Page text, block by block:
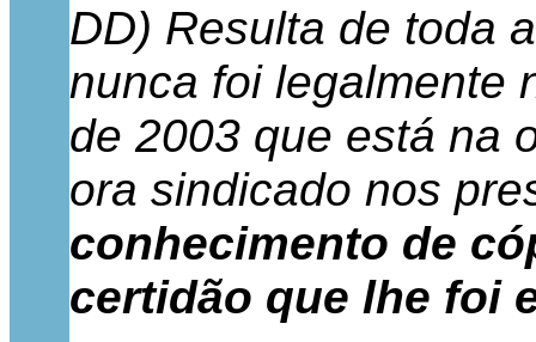
DD) Resulta de toda
nunca foi legalmente
de 2003 que está na
ora sindicado nos
conhecimento de
certidão que lhe foi